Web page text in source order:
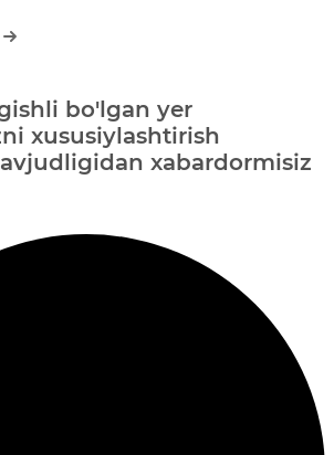
bo'lgan yer
xususiylashtirish
xabardormisiz